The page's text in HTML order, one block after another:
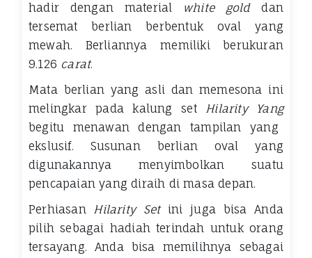
hadir dengan material white golddan
tersemat berlian berbentuk oval yang
mewah. Berliannya memiliki berukuran
9.126 carat.
Mata berlian yang asli dan memesona ini
melingkar pada kalung set Hilarity Yang
begitu menawan dengan tampilan yang
ekslusif. Susunan berlian oval yang
digunakannya menyimbolkan suatu
pencapaian yang diraih di masa depan.
Perhiasan Hilarity Set ini juga bisa Anda
pilih sebagai hadiah terindah untuk orang
tersayang. Anda bisa memilihnya sebagai